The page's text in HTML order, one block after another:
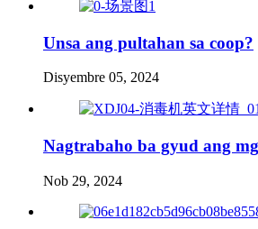
Unsa ang pultahan sa coop?
Disyembre 05, 2024
Nagtrabaho ba gyud ang
Nob 29, 2024